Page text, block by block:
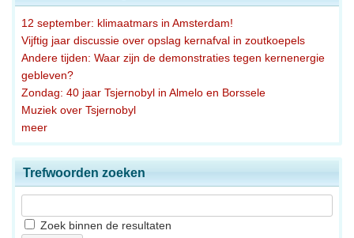
12 september: klimaatmars in Amsterdam!
Vijftig jaar discussie over opslag kernafval in zoutkoepels
Andere tijden: Waar zijn de demonstraties tegen kernenergie
gebleven?
Zondag: 40 jaar Tsjernobyl in Almelo en Borssele
Muziek over Tsjernobyl
meer
Trefwoorden zoeken
Zoek binnen de resultaten